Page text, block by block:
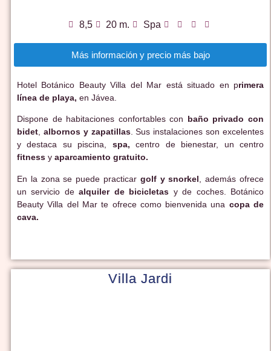
8,5 20 m. Spa
Más información y precio más bajo
Hotel Botánico Beauty Villa del Mar está situado en primera
línea de playa, en Jávea.
Dispone de habitaciones confortables con baño privado con
bidet albornos y zapatillas. Sus instalaciones son excelentes
y destaca su piscina, spa, centro de bienestar, un centro
fitness y aparcamiento gratuito.
En la zona se puede practicar golf y snorkel , además ofrece
un servicio dealquiler de bicicletas y de coches. Botánico
Beauty Villa del Mar te ofrece como bienvenida una copa de
cava.
Villa Jardi